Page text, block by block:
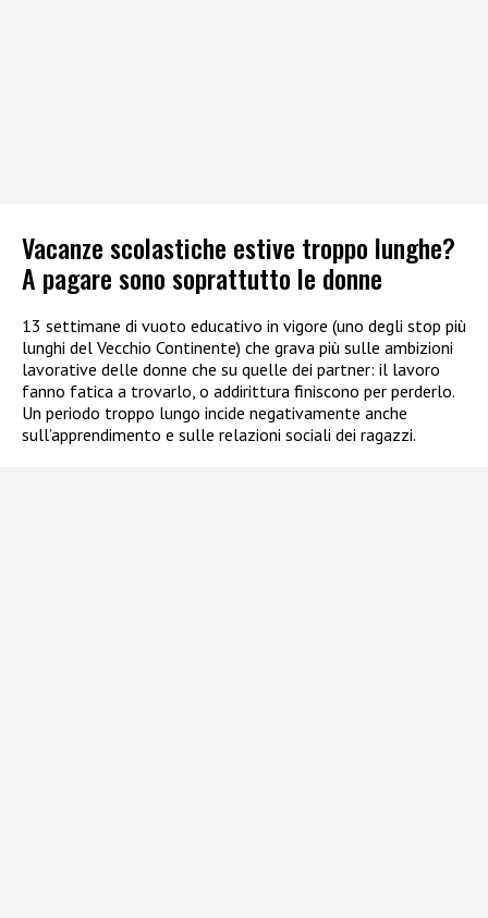
Vacanze scolastiche estive troppo lunghe?
A pagare sono soprattutto le donne
13 settimane di vuoto educativo in vigore (uno degli stop più
lunghi del Vecchio Continente) che grava più sulle ambizioni
lavorative delle donne che su quelle dei partner: il lavoro
fanno fatica a trovarlo, o addirittura finiscono per perderlo.
Un periodo troppo lungo incide negativamente anche
sull’apprendimento e sulle relazioni sociali dei ragazzi.